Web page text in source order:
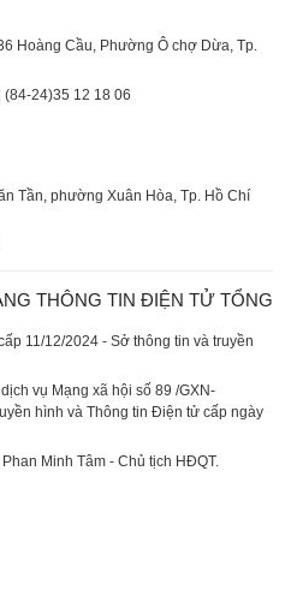
Hoàng Cầu, Phường Ô chợ Dừa, Tp.
| (84-24)35 12 18 06
Tần, phường Xuân Hòa, Tp. Hồ Chí
THÔNG TIN ĐIỆN TỬ TỔNG
11/12/2024 - Sở thông tin và truyền
vụ Mạng xã hội số 89 /GXN-
hình và Thông tin Điện tử cấp ngày
Minh Tâm - Chủ tịch HĐQT.